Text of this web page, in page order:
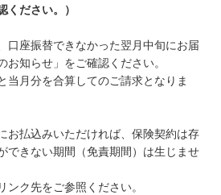
ください。）
口座振替できなかった翌月中旬にお届
お知らせ」をご確認ください。
当月分を合算してのご請求となりま
お払込みいただければ、保険契約は存
できない期間（免責期間）は生じませ
ク先をご参照ください。